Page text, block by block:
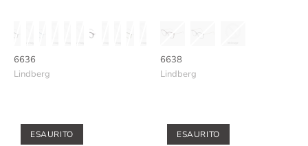
6636
Lindberg
6638
Lindberg
ESAURITO ESAURITO